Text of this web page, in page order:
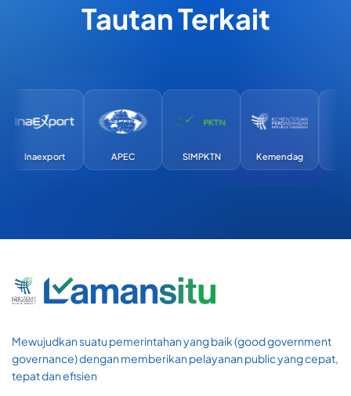
Tautan Terkait
Inaexport APEC SIMPKTN Kemendag
Mewujudkan suatu pemerintahan yang baik (good government
governance) dengan memberikan pelayanan public yang cepat,
tepat dan efisien